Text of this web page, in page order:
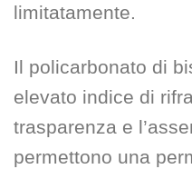
limitatamente.
Il policarbonato di
elevato indice di
trasparenza e
permettono una